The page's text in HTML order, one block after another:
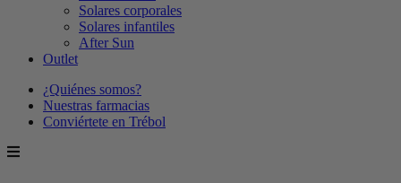
Solares corporales
Solares infantiles
After Sun
Outlet
¿Quiénes somos?
Nuestras farmacias
Conviértete en Trébol